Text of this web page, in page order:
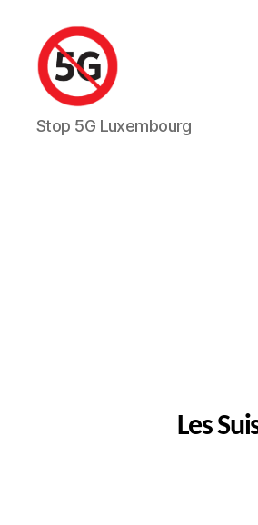
Stop
5G
Stop 5G Luxembourg
Les